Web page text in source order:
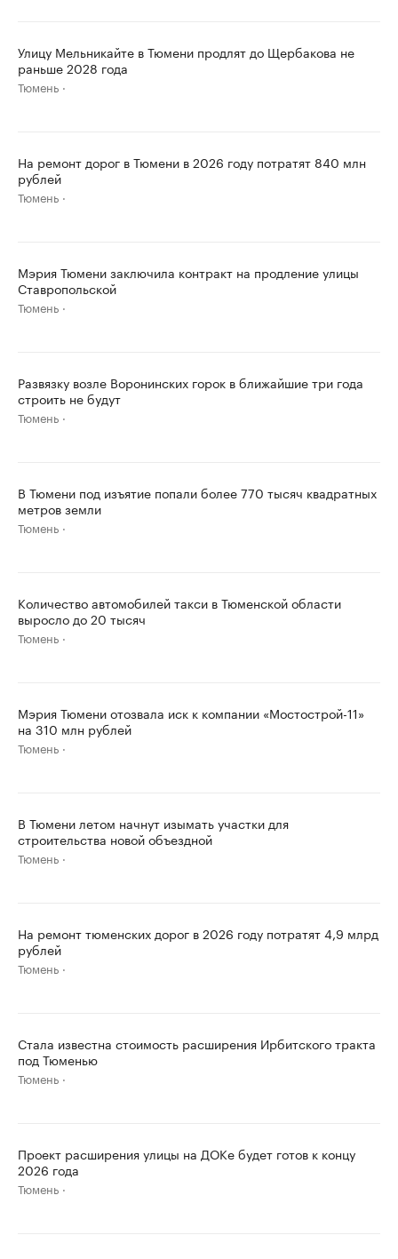
Улицу Мельникайте в Тюмени продлят до Щербакова не
раньше 2028 года
Тюмень
На ремонт дорог в Тюмени в 2026 году потратят 840 млн
рублей
Тюмень
Мэрия Тюмени заключила контракт на продление улицы
Ставропольской
Тюмень
Развязку возле Воронинских горок в ближайшие три года
строить не будут
Тюмень
В Тюмени под изъятие попали более 770 тысяч квадратных
метров земли
Тюмень
Количество автомобилей такси в Тюменской области
выросло до 20 тысяч
Тюмень
Мэрия Тюмени отозвала иск к компании «Мостострой-11»
на 310 млн рублей
Тюмень
В Тюмени летом начнут изымать участки для
строительства новой объездной
Тюмень
На ремонт тюменских дорог в 2026 году потратят 4,9 млрд
рублей
Тюмень
Стала известна стоимость расширения Ирбитского тракта
под Тюменью
Тюмень
Проект расширения улицы на ДОКе будет готов к концу
2026 года
Тюмень